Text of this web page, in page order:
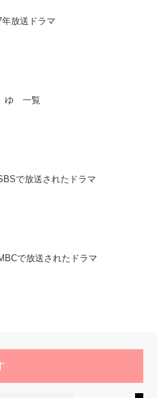
放送ドラマ
ゆ 一覧
で放送されたドラマ
で放送されたドラマ